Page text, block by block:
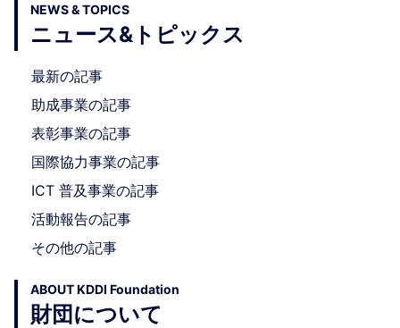
NEWS & TOPICS
ニュース&トピックス
最新の記事
助成事業の記事
表彰事業の記事
国際協力事業の記事
ICT 普及事業の記事
活動報告の記事
その他の記事
ABOUT KDDI Foundation
財団について